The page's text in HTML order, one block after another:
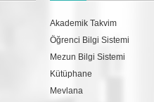
Akademik Takvim
Öğrenci Bilgi Sistemi
Mezun Bilgi Sistemi
Kütüphane
Mevlana